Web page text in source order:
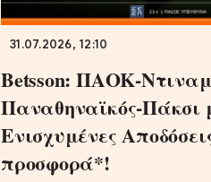
31.07.2026, 12:10
Betsson: ΠΑΟΚ-
Παναθηναϊκός-Πάκσι
Ενισχυμένες
προσφορά*!